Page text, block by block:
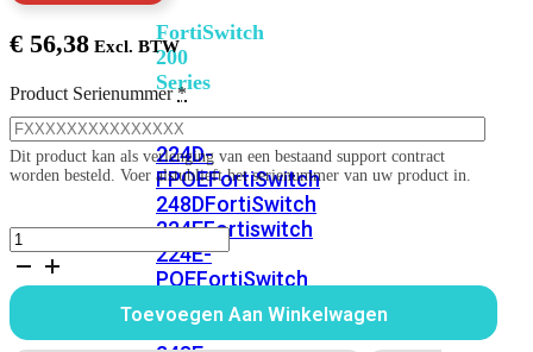
FortiSwitch
200
Series
FortiSwitch
224D-
FPOEFortiSwitch
248DFortiSwitch
224EFortiswitch
224E-
POEFortiSwitch
POEFortiSwitch
€ 56,38
Product Serienummer *
Dit product kan als verlenging van een bestaand support contract
worden besteld. Voer alstublieft het serienummer van uw product in.
FortiAP-
U423EV
jaar
Upgrade
FortiCare
Toevoegen Aan Winkelwagen